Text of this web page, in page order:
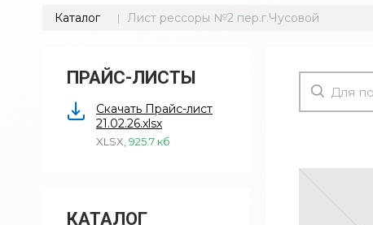
Каталог Лист рессоры №2 пер.г.Чусовой
ПРАЙС-ЛИСТЫ
Скачать Прайс-лист
21.02.26.xlsx
XLSX 925.7 кб
КАТАЛОГ